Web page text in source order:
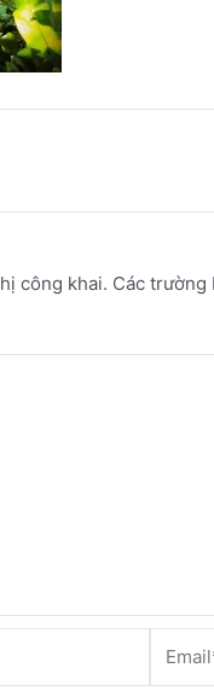
công khai. Các trường